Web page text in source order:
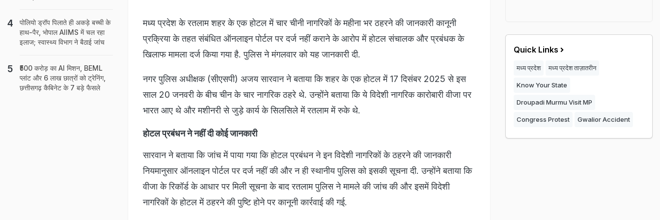
मध्य प्रदेश के रतलाम शहर के एक होटल में चार चीनी नागरिकों के महीना भर ठहरने की जानकारी कानूनी
प्रक्रिया के तहत संबंधित ऑनलाइन पोर्टल पर दर्ज नहीं कराने के आरोप में होटल संचालक और प्रबंधक के
खिलाफ मामला दर्ज किया गया है. पुलिस ने मंगलवार को यह जानकारी दी.
नगर पुलिस अधीक्षक (सीएसपी) अजय सारवान ने बताया कि शहर के एक होटल में 17 दिसंबर 2025 से इस
साल 20 जनवरी के बीच चीन के चार नागरिक ठहरे थे. उन्होंने बताया कि ये विदेशी नागरिक कारोबारी वीजा पर
भारत आए थे और मशीनरी से जुड़े कार्य के सिलसिले में रतलाम में रुके थे.
होटल प्रबंधन ने नहीं दी कोई जानकारी
सारवान ने बताया कि जांच में पाया गया कि होटल प्रबंधन ने इन विदेशी नागरिकों के ठहरने की जानकारी
नियमानुसार ऑनलाइन पोर्टल पर दर्ज नहीं की और न ही स्थानीय पुलिस को इसकी सूचना दी. उन्होंने बताया कि
वीजा के रिकॉर्ड के आधार पर मिली सूचना के बाद रतलाम पुलिस ने मामले की जांच की और इसमें विदेशी
नागरिकों के होटल में ठहरने की पुष्टि होने पर कानूनी कार्रवाई की गई.
पोलियो ड्रॉप पिलाते ही अकड़े बच्ची के
हाथ-पैर, भोपाल AIIMS में चल रहा
इलाज; स्वास्थ्य विभाग ने बैठाई जांच
₹500 करोड़ का AI मिशन, BEML
प्लांट और 6 लाख छात्रों को ट्रेनिंग,
छत्तीसगढ़ कैबिनेट के 7 बड़े फैसले
Quick Links
मध्य प्रदेश मध्य प्रदेश ताज़ातरीन
Know Your State
Droupadi Murmu Visit MP
Congress Protest Gwalior Accident